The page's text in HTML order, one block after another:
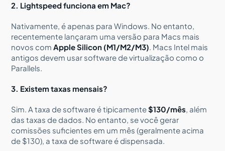
2. Lightspeed funciona em Mac?
Nativamente, é apenas para Windows. No entanto,
recentemente lançaram uma versão para Macs mais
novos comApple Silicon (M1/M2/M3). Macs Intel mais
antigos devem usar software de virtualização como o
Parallels.
3. Existem taxas mensais?
Sim. A taxa de software é tipicamente$130/mês, além
das taxas de dados. No entanto, se você gerar
comissões suficientes em um mês (geralmente acima
de $130), a taxa de software é dispensada.